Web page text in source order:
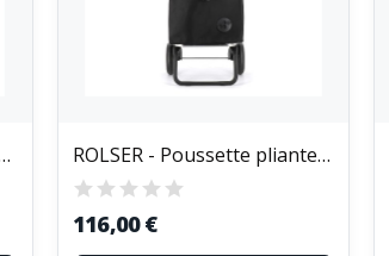
BORDEAUX ROLSER - Poussette pliante 2 r.Imax noir
116,00 €